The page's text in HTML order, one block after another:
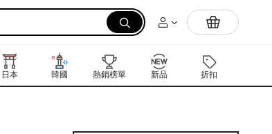
拉麵
日本 韓國 熱銷榜單 新品 折扣